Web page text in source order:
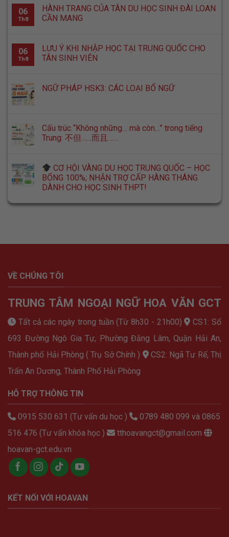
06
Th8
HÀNH TRANG CỦA TÂN DU HỌC SINH ĐÀI LOAN
CẦN MANG
06
Th8
LƯU Ý KHI NHẬP HỌC TẠI TRUNG QUỐC CHO
TÂN SINH VIÊN
NGỮ PHÁP HSK3: CÁC LOẠI BỔ NGỮ
Cấu trúc “Không những… mà còn…” trong tiếng
Trung: 不但……而且……
CƠ HỘI VÀNG DU HỌC TRUNG QUỐC – HỌC
BỔNG 100%; NHẬN TRỢ CẤP HÀNG THÁNG
DÀNH CHO HỌC SINH THPT!
VỀ CHÚNG TÔI
TRUNG TÂM NGOẠI NGỮ HOA VĂN GCT
Tất cả các ngày trong tuần (Từ 8h30 - 21h00)
CS1: Số
693 Đường Ngô Gia Tự, Phường Đằng Lâm, Quận Hải An,
Thành phố Hải Phòng ( Trụ Sở Chính )
CS2: Ngã Tư Rế, Thị
Trấn An Dương, Thành Phố Hải Phòng
HỖ TRỢ THÔNG TIN
0915 530 631 (Tư vấn du học )
0789 480 099 và 0865
516 476 (Tư vấn khóa học )
tthoavangct@gmail.com
hoavan-gct.edu.vn
KẾT NỐI VỚI HOAVAN